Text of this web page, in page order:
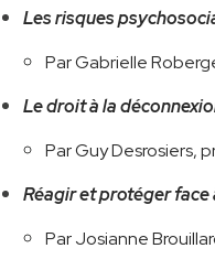
Les risques
Par Gabrielle
Le droit à la
Par Guy Desrosiers,
Réagir et protéger face
Par Josianne